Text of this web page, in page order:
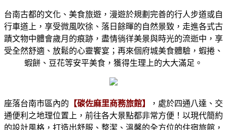
台南古都的文化、美食旅遊，漫遊於規劃完善的行人步道或自
行車道上，享受微風吹徐、落日餘暉的自然景致，走進各式古
蹟文物中體會歲月的痕跡，盡情徜徉美景與時光的流逝中，享
受全然舒適、放鬆的心靈饗宴；再來個府城美食體驗，蝦捲、
蝦餅、豆花等安平美食，獲得生理上的大大滿足。
座落台南市區內的 【碳佐麻里商務旅館】
，處於四通八達、交
通便利之地理位置上，前往各大景點都非常方便！以現代簡約
的設計風格，打造出舒服、整潔、溫馨的全方位的住宿旅館，